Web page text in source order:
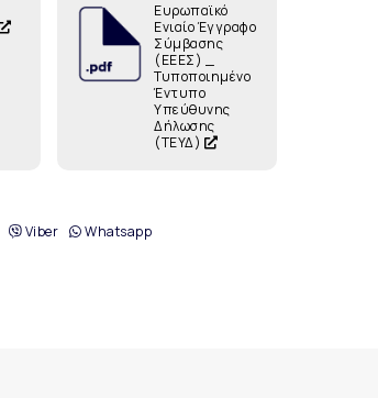
Ευρωπαϊκό
Ενιαίο Έγγραφο
Σύμβασης
(ΕΕΕΣ) _
Τυποποιημένο
Έντυπο
Υπεύθυνης
Δήλωσης
(ΤΕΥΔ)
Viber Whatsapp